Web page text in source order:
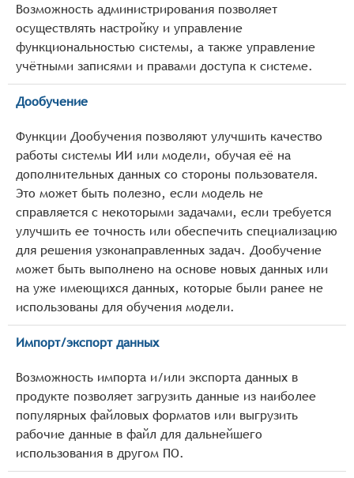
Возможность администрирования позволяет
осуществлять настройку и управление
функциональностью системы, а также управление
учётными записями и правами доступа к системе.
Дообучение
Функции Дообучения позволяют улучшить качество
работы системы ИИ или модели, обучая её на
дополнительных данных со стороны пользователя.
Это может быть полезно, если модель не
справляется с некоторыми задачами, если требуется
улучшить ее точность или обеспечить специализацию
для решения узконаправленных задач. Дообучение
может быть выполнено на основе новых данных или
на уже имеющихся данных, которые были ранее не
использованы для обучения модели.
Импорт/экспорт данных
Возможность импорта и/или экспорта данных в
продукте позволяет загрузить данные из наиболее
популярных файловых форматов или выгрузить
рабочие данные в файл для дальнейшего
использования в другом ПО.